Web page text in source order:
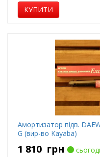
КУПИТИ
Амортизатор підв.
G (вир-во Kayaba)
1 810 грн